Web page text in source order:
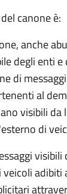
canone è:
anche
degli enti
di
al
visibili
di
veicoli